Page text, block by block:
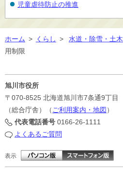
児童虐待防止の推進
ホーム > くらし > 水道・除雪・土木
用制限
旭川市役所
〒070-8525 北海道旭川市7条通9丁目
（総合庁舎）（ ご利用案内・地図 ）
代表電話番号 0166-26-1111
よくあるご質問
表示